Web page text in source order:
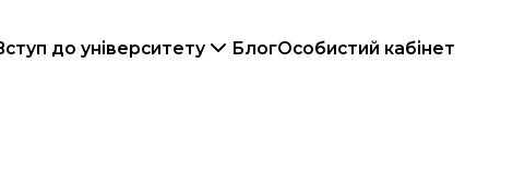
до університету БлогОсобистий кабінет